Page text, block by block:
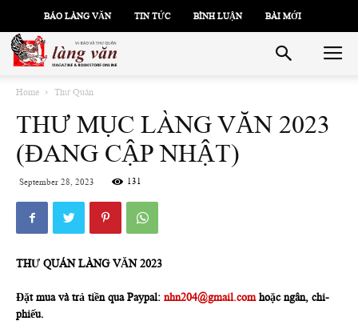
BÁO LÀNG VĂN TIN TỨC BÌNH LUẬN BÀI MỚI
Home Thư Quán
THƯ MỤC LÀNG VĂN 2023
(ĐANG CẬP NHẬT)
September 28, 2023 131
THƯ QUÁN LÀNG VĂN 2023
Đặt mua và trả tiền qua Paypal: nhn204@gmail.comhoặc ngân, chi-
phiếu.